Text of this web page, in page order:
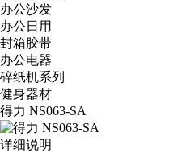
办公沙发
办公日用
封箱胶带
办公电器
碎纸机系列
健身器材
得力 NS063-SA
详细说明